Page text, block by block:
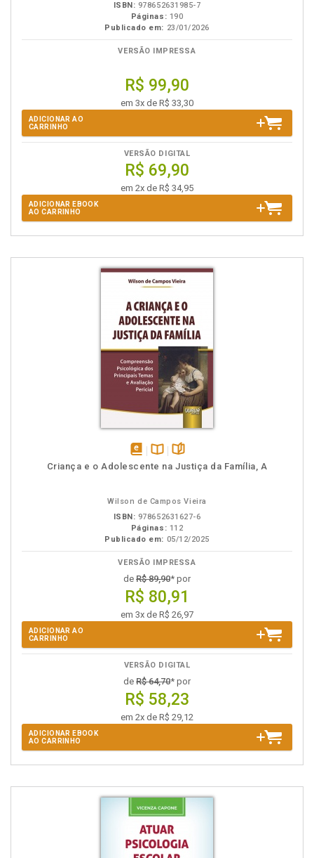
ISBN: 978652631985-7
Páginas: 190
Publicado em: 23/01/2026
VERSÃO IMPRESSA
R$ 99,90
em 3x de R$ 33,30
ADICIONAR AO
CARRINHO
VERSÃO DIGITAL
R$ 69,90
em 2x de R$ 34,95
ADICIONAR EBOOK
AO CARRINHO
disponívelDisponível
páginas
Criança e o Adolescente na Justiça da Família, A
Wilson de Campos Vieira
ISBN: 978652631627-6
Páginas: 112
Publicado em: 05/12/2025
VERSÃO IMPRESSA
de R$ 89,90* por
R$ 80,91
em 3x de R$ 26,97
ADICIONAR AO
CARRINHO
VERSÃO DIGITAL
de R$ 64,70* por
R$ 58,23
em 2x de R$ 29,12
ADICIONAR EBOOK
AO CARRINHO